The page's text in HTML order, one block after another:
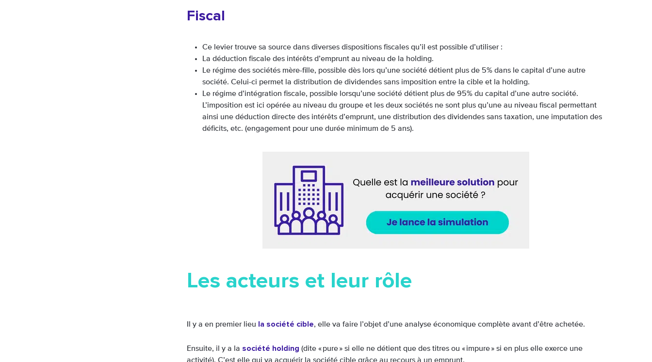
Fiscal
Ce levier trouve sa source dans diverses dispositions fiscales qu’il est possible d’utiliser :
La déduction fiscale des intérêts d’emprunt au niveau de la holding.
Le régime des sociétés mère-fille, possible dès lors qu’une société détient plus de 5% dans le capital d’une autre
société. Celui-ci permet la distribution de dividendes sans imposition entre la cible et la holding.
Le régime d’intégration fiscale, possible lorsqu’une société détient plus de 95% du capital d’une autre société.
L’imposition est ici opérée au niveau du groupe et les deux sociétés ne sont plus qu’une au niveau fiscal permettant
ainsi une déduction directe des intérêts d’emprunt, une distribution des dividendes sans taxation, une imputation des
déficits, etc. (engagement pour une durée minimum de 5 ans).
Les acteurs et leur rôle
Il y a en premier lieu la société cible, elle va faire l’objet d’une analyse économique complète avant d’être achetée.
Ensuite, il y a la société holding (dite « pure » si elle ne détient que des titres ou « impure » si en plus elle exerce une